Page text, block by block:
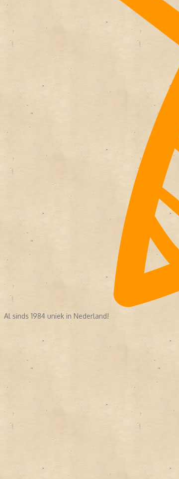
Al sinds 1984 uniek in Nederland!